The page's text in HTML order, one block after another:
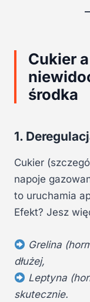
Cukier
środka
1.
Cukier
napoje
to uruchamia
Efekt? Jesz
Grelina
dłużej,
Leptyna
skutecznie.